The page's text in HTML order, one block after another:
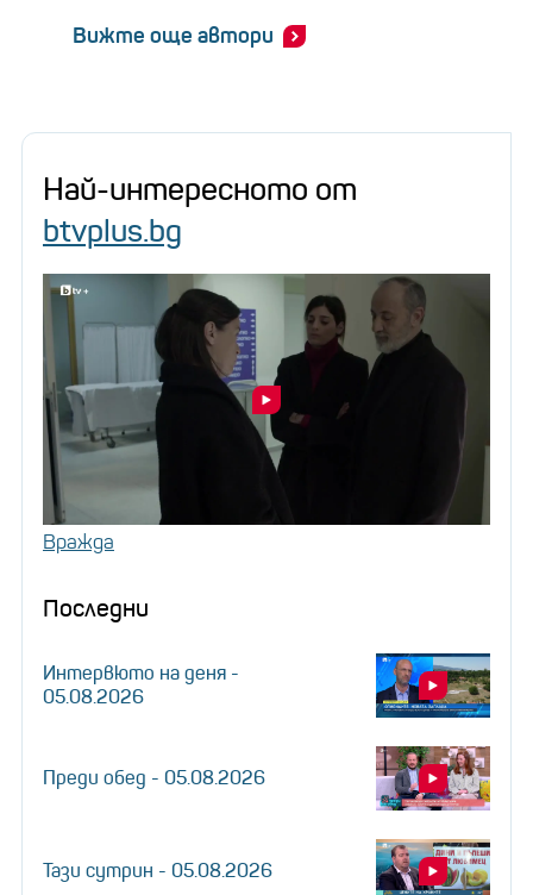
Вижте още автори
Най-интересното от
btvplus.bg
Вражда
Последни
Интервюто на деня -
05.08.2026
Преди обед - 05.08.2026
Тази сутрин - 05.08.2026